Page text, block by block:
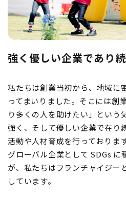
強く優しい企業であり
私たちは創業当初から、地域に
ってまいりました。そこには創
り多くの人を助けたい」という
強く、そして優しい企業で在り
活動や人材育成を行っておりま
グローバル企業として SDGs に
が、私たちはフランチャイジー
しています。